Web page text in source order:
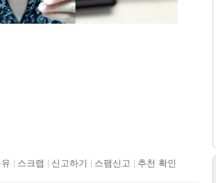
스크랩 신고하기 스팸신고 추천 확인